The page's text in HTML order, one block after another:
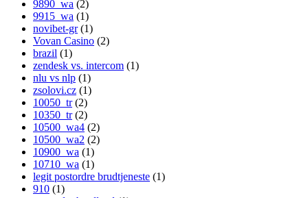
9890_wa (2)
9915_wa (1)
novibet-gr(1)
Vovan Casino (2)
brazil (1)
zendesk vs. intercom (1)
nlu vs nlp (1)
zsolovi.cz (1)
10050_tr(2)
10350_tr(2)
10500_wa4 (2)
10500_wa2 (2)
10900_wa (1)
10710_wa (1)
legit postordre brudtjeneste (1)
910 (1)